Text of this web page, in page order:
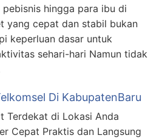
hingga para ibu di
yang cepat dan stabil bukan
keperluan dasar untuk
sehari-hari Namun tidak
Di KabupatenBaru
Terdekat di Lokasi Anda
Cepat Praktis dan Langsung